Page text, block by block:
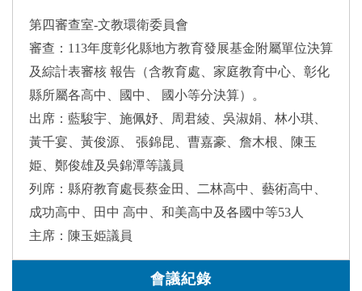
第四審查室-文教環衛委員會
審查：113年度彰化縣地方教育發展基金附屬單位決算
及綜計表審核 報告（含教育處、家庭教育中心、彰化
縣所屬各高中、國中、 國小等分決算）。
出席：藍駿宇、施佩妤、周君綾、吳淑娟、林小琪、
黃千宴、黃俊源、 張錦昆、曹嘉豪、詹木根、陳玉
姫、鄭俊雄及吳錦潭等議員
列席：縣府教育處長蔡金田、二林高中、藝術高中、
成功高中、田中 高中、和美高中及各國中等53人
主席：陳玉姫議員
會議紀錄